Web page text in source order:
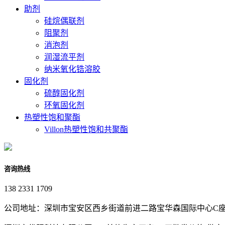
助剂
硅烷偶联剂
阻聚剂
消泡剂
润湿流平剂
纳米氧化锆溶胶
固化剂
硫醇固化剂
环氧固化剂
热塑性饱和聚酯
Villon热塑性饱和共聚酯
咨询热线
138 2331 1709
公司地址：深圳市宝安区西乡街道前进二路宝华森国际中心C